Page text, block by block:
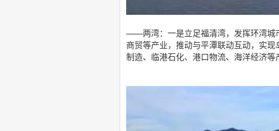
——两湾：一是立足福清湾，发挥环湾城
商贸等产业，推动与平潭联动互动，实
制造、临港石化、港口物流、海洋经济等